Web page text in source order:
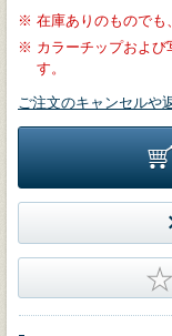
※ 在庫ありのものでも
※ カラーチップおよび
す。
ご注文のキャンセルや
★